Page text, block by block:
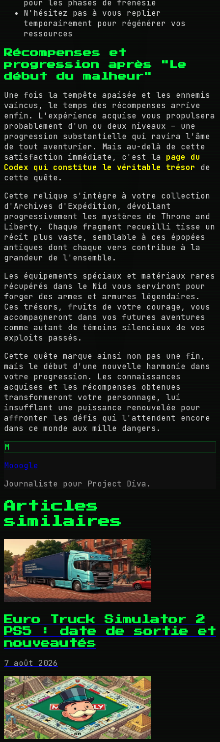
pour les phases de frénésie
N'hésitez pas à vous replier
temporairement pour régénérer vos
ressources
Récompenses et
progression après "Le
début du malheur"
Une fois la tempête apaisée et les ennemis
vaincus, le temps des récompenses arrive
enfin. L'expérience acquise vous propulsera
probablement d'un ou deux niveaux – une
progression substantielle qui ravira l'âme
de tout aventurier. Mais au-delà de cette
satisfaction immédiate, c'est la page du
Codex qui constitue le véritable trésor de
cette quête.
Cette relique s'intègre à votre collection
d'Archives d'Expédition, dévoilant
progressivement les mystères de Throne and
Liberty. Chaque fragment recueilli tisse un
récit plus vaste, semblable à ces épopées
antiques dont chaque vers contribue à la
grandeur de l'ensemble.
Les équipements spéciaux et matériaux rares
récupérés dans le Nid vous serviront pour
forger des armes et armures légendaires.
Ces trésors, fruits de votre courage, vous
accompagneront dans vos futures aventures
comme autant de témoins silencieux de vos
exploits passés.
Cette quête marque ainsi non pas une fin,
mais le début d'une nouvelle harmonie dans
votre progression. Les connaissances
acquises et les récompenses obtenues
transformeront votre personnage, lui
insufflant une puissance renouvelée pour
affronter les défis qui l'attendent encore
dans ce monde aux mille dangers.
M
Mooogle
Journaliste pour Project Diva.
Articles
similaires
Euro Truck Simulator 2
PS5 : date de sortie et
nouveautés
7 août 2026